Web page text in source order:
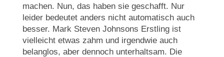
machen. Nun, das haben sie geschafft. Nur
leider bedeutet anders nicht automatisch auch
besser. Mark Steven Johnsons Erstling ist
vielleicht etwas zahm und irgendwie auch
belanglos, aber dennoch unterhaltsam. Die